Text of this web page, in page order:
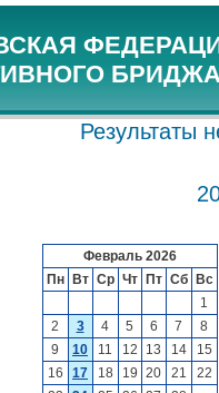
Результаты
Февраль 2026
Пн
Вт Ср Чт Пт Сб
Вс
1
2
3 4 5 6 7
8
9
10 11 12 13 14
15
16
17 18 19 20 21
22